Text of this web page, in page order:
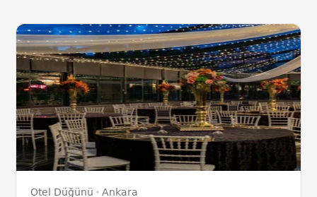
Otel Düğünü Ankara